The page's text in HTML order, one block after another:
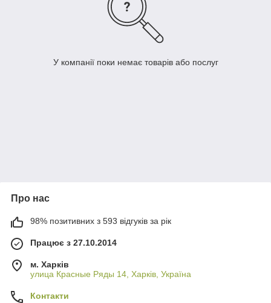
У компанії поки немає товарів або послуг
Про нас
98% позитивних з 593 відгуків за рік
Працює з 27.10.2014
м. Харків
улица Красные Ряды 14, Харків, Україна
Контакти